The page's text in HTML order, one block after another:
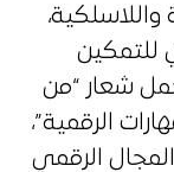
واللاسلكية،
للتمكين
تحمل شعار “من
الرقمية”،
الرقمي